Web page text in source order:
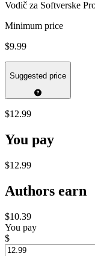
Vodič za Softverske
Minimum price
$9.99
Suggested price
$12.99
You pay
$12.99
Authors earn
$10.39
You pay
$